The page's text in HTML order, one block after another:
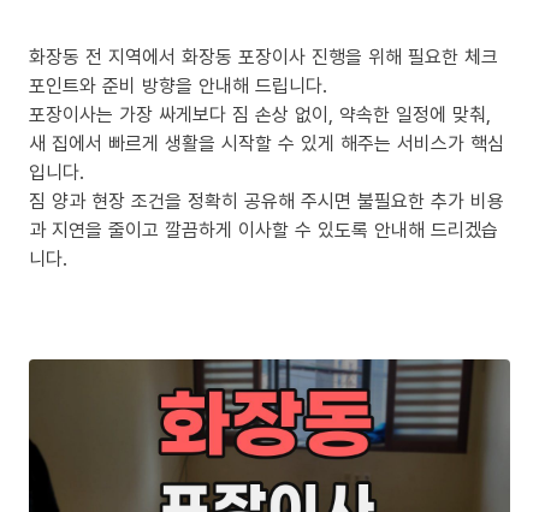
화장동 전 지역에서 화장동 포장이사 진행을 위해 필요한 체크
포인트와 준비 방향을 안내해 드립니다.
포장이사는 가장 싸게보다 짐 손상 없이, 약속한 일정에 맞춰,
새 집에서 빠르게 생활을 시작할 수 있게 해주는 서비스가 핵심
입니다.
짐 양과 현장 조건을 정확히 공유해 주시면 불필요한 추가 비용
과 지연을 줄이고 깔끔하게 이사할 수 있도록 안내해 드리겠습
니다.